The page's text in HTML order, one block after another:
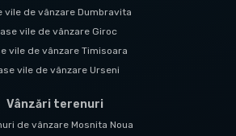
vile de vânzare Dumbravita
vile de vânzare Giroc
vile de vânzare Timisoara
vile de vânzare Urseni
Vânzări terenuri
de vânzare Mosnita Noua